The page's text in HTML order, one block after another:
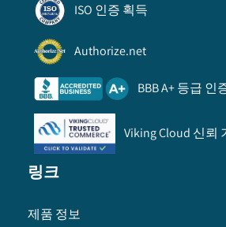
ISO 인증 획득
Authorize.net
BBB A+ 등급 인
Viking Cloud 신뢰
링크
제품 정보